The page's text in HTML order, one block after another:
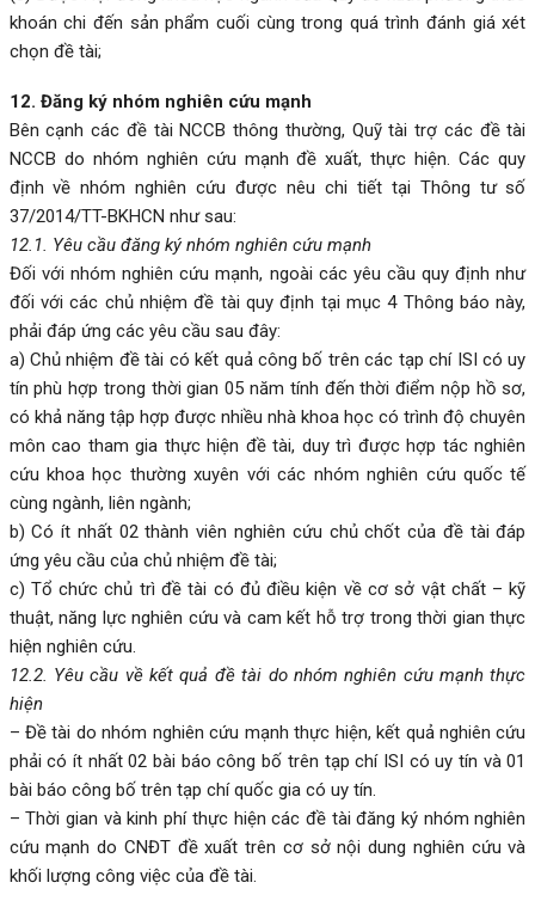
khoán chi đến sản phẩm cuối cùng trong quá trình đánh giá xét
chọn đề tài;
12. Đăng ký nhóm nghiên cứu mạnh
Bên cạnh các đề tài NCCB thông thường, Quỹ tài trợ các đề tài
NCCB do nhóm nghiên cứu mạnh đề xuất, thực hiện. Các quy
định về nhóm nghiên cứu được nêu chi tiết tại Thông tư số
37/2014/TT-BKHCN như sau:
12.1. Yêu cầu đăng ký nhóm nghiên cứu mạnh
Đối với nhóm nghiên cứu mạnh, ngoài các yêu cầu quy định như
đối với các chủ nhiệm đề tài quy định tại mục 4 Thông báo này,
phải đáp ứng các yêu cầu sau đây:
a) Chủ nhiệm đề tài có kết quả công bố trên các tạp chí ISI có uy
tín phù hợp trong thời gian 05 năm tính đến thời điểm nộp hồ sơ,
có khả năng tập hợp được nhiều nhà khoa học có trình độ chuyên
môn cao tham gia thực hiện đề tài, duy trì được hợp tác nghiên
cứu khoa học thường xuyên với các nhóm nghiên cứu quốc tế
cùng ngành, liên ngành;
b) Có ít nhất 02 thành viên nghiên cứu chủ chốt của đề tài đáp
ứng yêu cầu của chủ nhiệm đề tài;
c) Tổ chức chủ trì đề tài có đủ điều kiện về cơ sở vật chất – kỹ
thuật, năng lực nghiên cứu và cam kết hỗ trợ trong thời gian thực
hiện nghiên cứu.
12.2. Yêu cầu về kết quả đề tài do nhóm nghiên cứu mạnh thực
hiện
– Đề tài do nhóm nghiên cứu mạnh thực hiện, kết quả nghiên cứu
phải có ít nhất 02 bài báo công bố trên tạp chí ISI có uy tín và 01
bài báo công bố trên tạp chí quốc gia có uy tín.
– Thời gian và kinh phí thực hiện các đề tài đăng ký nhóm nghiên
cứu mạnh do CNĐT đề xuất trên cơ sở nội dung nghiên cứu và
khối lượng công việc của đề tài.